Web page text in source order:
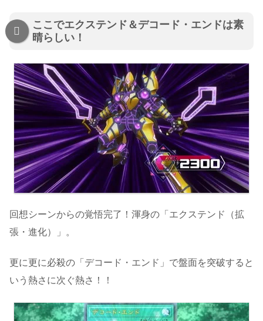
ここでエクステンド＆デコード・エンドは素
晴らしい！
回想シーンからの覚悟完了！渾身の「エクステンド（拡
張・進化）」。
更に更に必殺の「デコード・エンド」で盤面を突破すると
いう熱さに次ぐ熱さ！！